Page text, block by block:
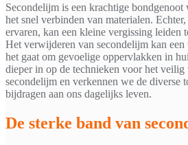
Secondelijm is een krachtige bondgenoot
het snel verbinden van materialen.
ervaren, kan een kleine vergissing leiden
Het verwijderen van secondelijm kan
het gaat om gevoelige oppervlakken in
dieper in op de technieken voor het
secondelijm en verkennen we de diverse
bijdragen aan ons dagelijks leven.
De sterke band van